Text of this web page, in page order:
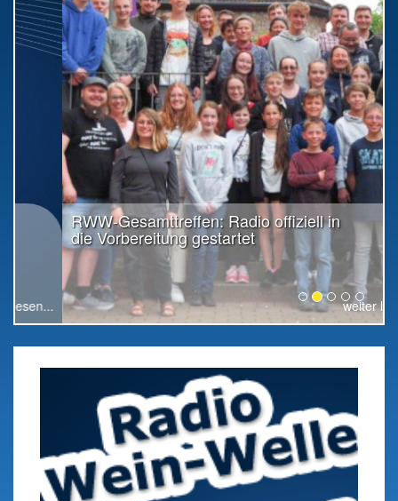
RWW-Gesamttreffen: Radio offiziell in
die Vorbereitung gestartet
weiter lesen...